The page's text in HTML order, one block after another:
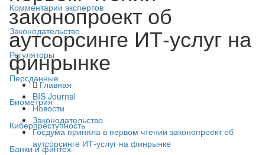
Комментарии экспертов
Законодательство
Регуляторы
Персданные
Биометрия
Киберпреступность
Банки и финтех
законопроект об
аутсорсинге ИТ-услуг на
финрынке
Главная
BIS Journal
Новости
Законодательство
Госдума приняла в первом чтении законопроект об
аутсорсинге ИТ-услуг на финрынке